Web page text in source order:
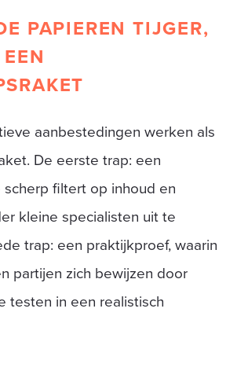
PAPIEREN TIJGER,
aanbestedingen werken als
De eerste trap: een
filtert op inhoud en
kleine specialisten uit te
trap: een praktijkproef, waarin
partijen zich bewijzen door
testen in een realistisch